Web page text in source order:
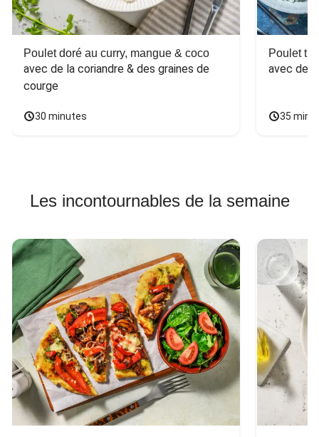
Poulet doré au curry, mangue & coco
avec de la coriandre & des graines de
courge
30 minutes
Poulet
avec des
35
Les incontournables de la semaine